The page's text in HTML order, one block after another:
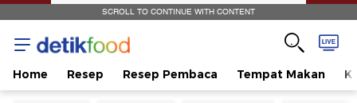
SCROLL TO CONTINUE WITH CONTENT
Home Resep Resep Pembaca Tempat Makan